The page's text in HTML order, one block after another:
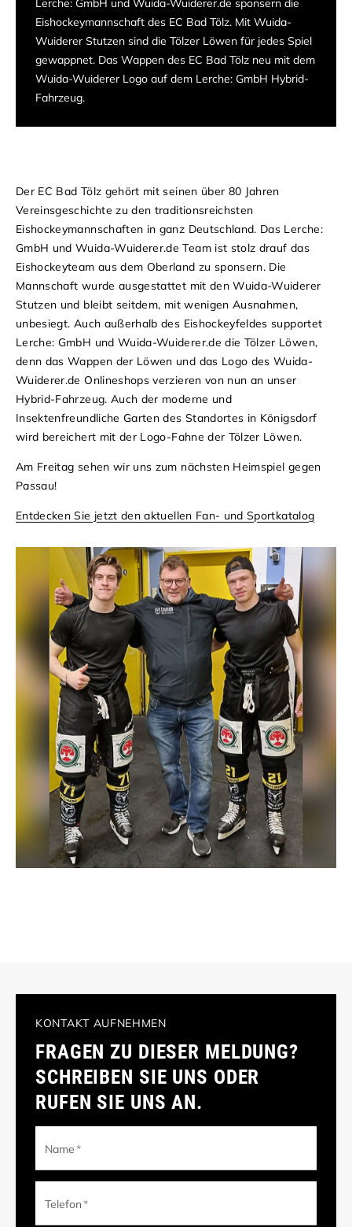
Lerche: GmbH und Wuida-Wuiderer.de sponsern die
Eishockeymannschaft des EC Bad Tölz. Mit Wuida-
Wuiderer Stutzen sind die Tölzer Löwen für jedes Spiel
gewappnet. Das Wappen des EC Bad Tölz neu mit dem
Wuida-Wuiderer Logo auf dem Lerche: GmbH Hybrid-
Fahrzeug.
Der EC Bad Tölz gehört mit seinen über 80 Jahren
Vereinsgeschichte zu den traditionsreichsten
Eishockeymannschaften in ganz Deutschland. Das Lerche:
GmbH und Wuida-Wuiderer.de Team ist stolz drauf das
Eishockeyteam aus dem Oberland zu sponsern. Die
Mannschaft wurde ausgestattet mit den Wuida-Wuiderer
Stutzen und bleibt seitdem, mit wenigen Ausnahmen,
unbesiegt. Auch außerhalb des Eishockeyfeldes supportet
Lerche: GmbH und Wuida-Wuiderer.de die Tölzer Löwen,
denn das Wappen der Löwen und das Logo des Wuida-
Wuiderer.de Onlineshops verzieren von nun an unser
Hybrid-Fahrzeug. Auch der moderne und
Insektenfreundliche Garten des Standortes in Königsdorf
wird bereichert mit der Logo-Fahne der Tölzer Löwen.
Am Freitag sehen wir uns zum nächsten Heimspiel gegen
Passau!
Entdecken Sie jetzt den aktuellen Fan- und Sportkatalog
KONTAKT AUFNEHMEN
FRAGEN ZU DIESER MELDUNG?
SCHREIBEN SIE UNS ODER
RUFEN SIE UNS AN.
Name*
Telefon*